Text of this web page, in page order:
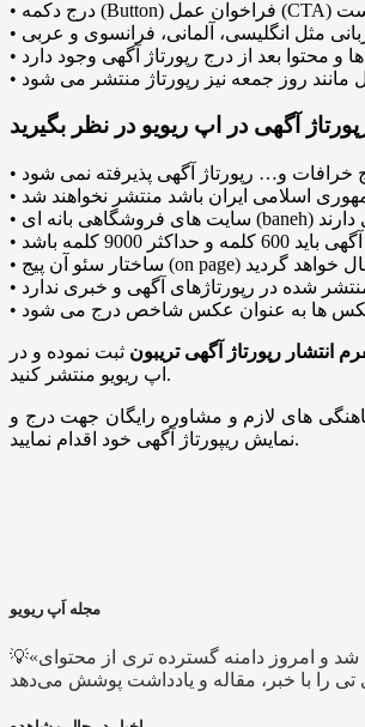
زبانی مثل انگلیسی، آلمانی، فرانسوی و عربی
انتشار رپورتاژ آگهی تریبون ثبت نموده و در
اپ ریویو منتشر کنید.
های لازم و مشاوره رایگان جهت درج و
نمایش ریپورتاژ آگهی خود اقدام نمایید.
مجله اَپ ریویو
💡«بازی‌های موبایل شروع شد و امروز دامنه گسترده تری از محتوای